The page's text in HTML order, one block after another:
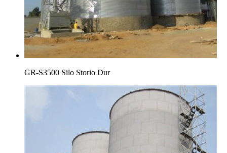
GR-S3500 Silo Storio Dur